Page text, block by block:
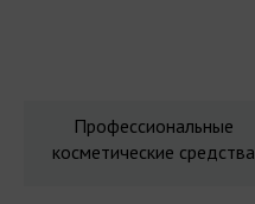
Профессиональные
косметические средства